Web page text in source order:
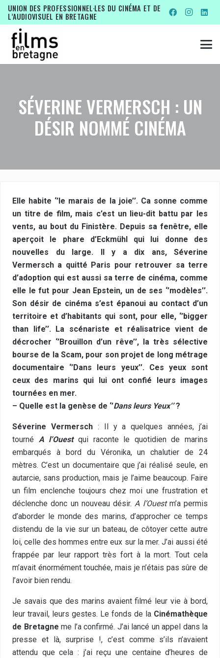
UNION DES PROFESSIONNEL·LES DU CINÉMA ET DE
L’AUDIOVISUEL EN BRETAGNE
SÉVERINE VERMERSCH : UN
DÉSIR NOMMÉ CINÉMA
Elle habite ‘’le marais de la joie’’. Ca sonne comme
un titre de film, mais c’est un lieu-dit battu par les
vents, au bout du Finistère. Depuis sa fenêtre, elle
aperçoit le phare d’Eckmühl qui lui donne des
nouvelles du large. Il y a dix ans, Séverine
Vermersch a quitté Paris pour retrouver sa terre
d’adoption qui est aussi sa terre de cinéma, comme
elle le fut pour Jean Epstein, un de ses ‘’modèles’’.
Son désir de cinéma s’est épanoui au contact d’un
territoire et d’habitants qui sont, pour elle, ‘’bigger
than life’’. La scénariste et réalisatrice vient de
décrocher ‘’Brouillon d’un rêve’’, la très sélective
bourse de la Scam, pour son projet de long métrage
documentaire ‘’Dans leurs yeux’’. Ces yeux sont
ceux des marins qui lui ont confié leurs images
tournées en mer.
– Quelle est la genèse de ‘’Dans leurs Yeux‘’ ?
Séverine Vermersch : Il y a quelques années, j’ai
tourné A l’Ouestqui raconte le quotidien de marins
embarqués à bord du Véronika, un chalutier de 24
mètres. C’est un documentaire que j’ai réalisé seule, en
autarcie, sans production, mais je l’aime beaucoup. Faire
un film enclenche toujours chez moi une frustration et
déclenche donc un nouveau désir.A l’Ouestm’a permis
d’aborder le monde des marins, d’approcher ce temps
distendu de la vie sur un bateau, de côtoyer cette autre
loi, celle des hommes entre eux sur la mer. J’ai aussi été
frappée par leur rapport très fort à la mort. Tout cela
m’avait énormément touchée, mais je n’étais pas sûre de
l’avoir bien rendu.
Je savais que des marins avaient filmé leur vie à bord,
leur travail, leurs gestes. Le fonds de la Cinémathèque
de Bretagne me l’a confirmé. J’ai lancé un appel dans la
presse et là, surprise !, c’est comme s’ils n’avaient
attendu que cela : j’ai reçu une centaine d’heures de